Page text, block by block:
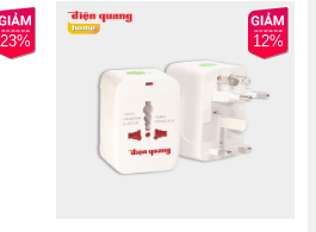
23% 12%